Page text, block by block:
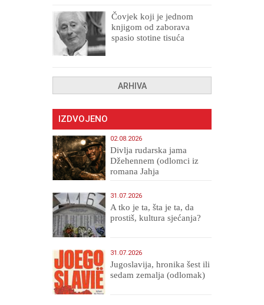
Čovjek koji je jednom
knjigom od zaborava
spasio stotine tisuća
ARHIVA
IZDVOJENO
02.08.2026
Divlja rudarska jama
Džehennem (odlomci iz
romana Jahja
31.07.2026
A tko je ta, šta je ta, da
prostiš, kultura sjećanja?
31.07.2026
Jugoslavija, hronika šest ili
sedam zemalja (odlomak)